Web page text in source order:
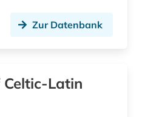
literaturwissenschaft (6)
Zur Datenbank
Latin